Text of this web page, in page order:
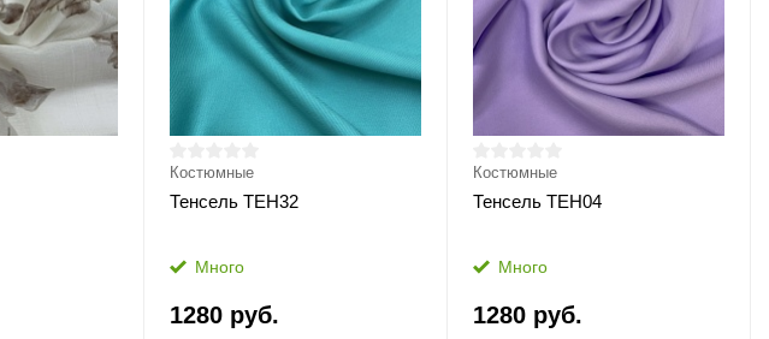
Костюмные
Тенсель ТЕН32
Много
1280 руб.
Костюмные
Тенсель ТЕН04
Много
1280 руб.